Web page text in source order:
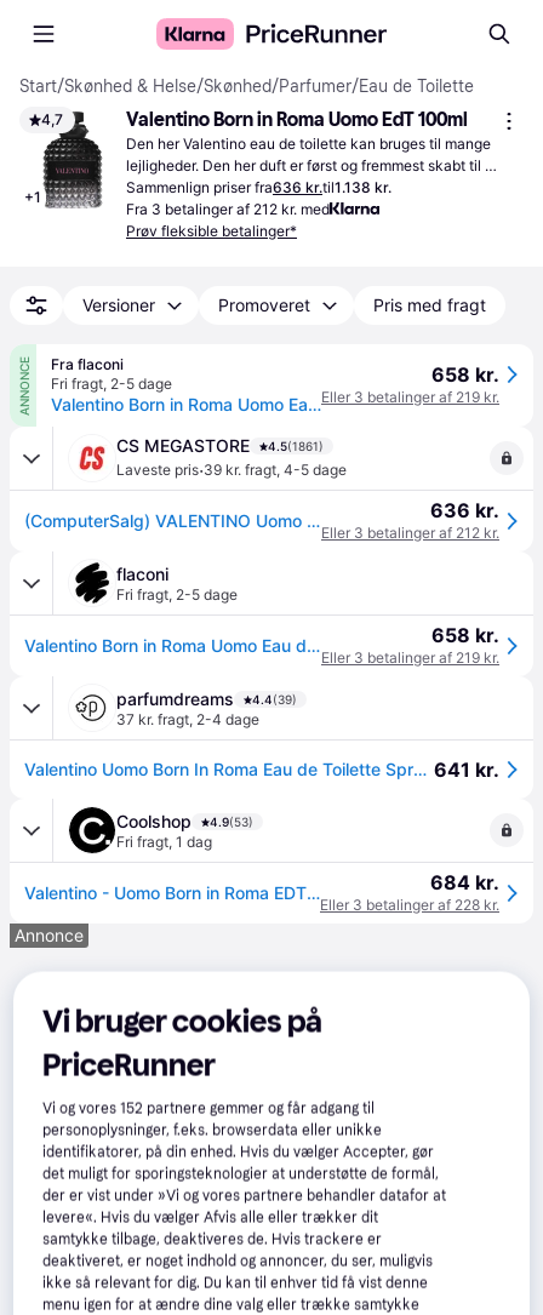
Start/Skønhed & Helse/Skønhed/Parfumer/Eau de Toilette
4,7
+1
Valentino Born in Roma Uomo EdT 100ml
Den her Valentino eau de toilette kan bruges til mange
lejligheder. Den her duft er først og fremmest skabt til
mænd.
Sammenlign priser fra636 kr.til1.138 kr.
Fra 3 betalinger af 212 kr. med
Prøv fleksible betalinger*
Versioner Promoveret Pris med fragt
ANNONCE
Fra flaconi
Fri fragt, 2-5 dage
Valentino Born in Roma Uomo Eau de Toilette 100 ml
658 kr.
Eller 3 betalinger af 219 kr.
CS MEGASTORE 4.5(1861)
Laveste pris·39 kr. fragt, 4-5 dage
(ComputerSalg) VALENTINO Uomo Born in Roma Edt 100 ml 636 kr.
Eller 3 betalinger af 212 kr.
flaconi
Fri fragt, 2-5 dage
Valentino Born in Roma Uomo Eau de Toilette 100 ml 658 kr.
Eller 3 betalinger af 219 kr.
parfumdreams 4.4(39)
37 kr. fragt, 2-4 dage
Valentino Uomo Born In Roma Eau de Toilette Spray 100 ml(6.410,00 kr / 1 l) - 100 ml 641 kr.
Coolshop 4.9(53)
Fri fragt, 1 dag
Valentino - Uomo Born in Roma EDT 100 ml - Fri fragt og klar til levering - Prismatch 684 kr.
Eller 3 betalinger af 228 kr.
Annonce
Vi bruger cookies på
PriceRunner
Vi og vores152 partnere gemmer og får adgang til
personoplysninger, f.eks. browserdata eller unikke
identifikatorer, på din enhed. Hvis du vælger Accepter, gør
det muligt for sporingsteknologier at understøtte de formål,
der er vist under »Vi og vores partnere behandler datafor at
levere«. Hvis du vælger Afvis alle eller trækker dit
samtykke tilbage, deaktiveres de. Hvis trackere er
deaktiveret, er noget indhold og annoncer, du ser, muligvis
ikke så relevant for dig. Du kan til enhver tid få vist denne
menu igen for at ændre dine valg eller trække samtykke